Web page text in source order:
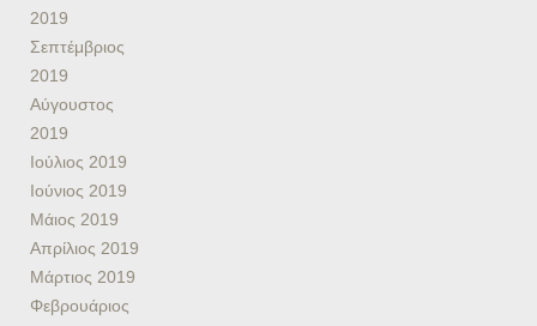
2019
Σεπτέμβριος
2019
Αύγουστος
2019
Ιούλιος 2019
Ιούνιος 2019
Μάιος 2019
Απρίλιος 2019
Μάρτιος 2019
Φεβρουάριος